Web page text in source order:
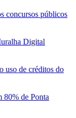
concursos públicos
Digital
uso de créditos do
80% de Ponta